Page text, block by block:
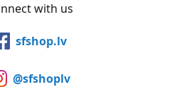
with us
sfshop.lv
@sfshoplv